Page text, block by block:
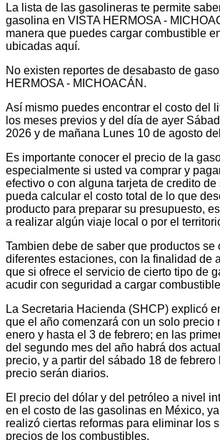
La lista de las gasolineras te permite
gasolina en VISTA HERMOSA -
manera que puedes cargar combustible
ubicadas aquí.
No existen reportes de desabasto de
HERMOSA - MICHOACÁN.
Así mismo puedes encontrar el costo del
los meses previos y del día de ayer
2026 y de mañana Lunes 10 de agosto
Es importante conocer el precio de la
especialmente si usted va comprar y
efectivo o con alguna tarjeta de credito
pueda calcular el costo total de lo que
producto para preparar su presupuesto,
a realizar algún viaje local o por el
Tambien debe de saber que productos se
diferentes estaciones, con la finalidad de
que si ofrece el servicio de cierto tipo de
acudir con seguridad a cargar
La Secretaria Hacienda (SHCP) explicó
que el año comenzará con un solo precio
enero y hasta el 3 de febrero; en las
del segundo mes del año habrá dos
precio, y a partir del sábado 18 de febrero
precio serán diarios.
El precio del dólar y del petróleo a nivel
en el costo de las gasolinas en México,
realizó ciertas reformas para eliminar los
precios de los combustibles.